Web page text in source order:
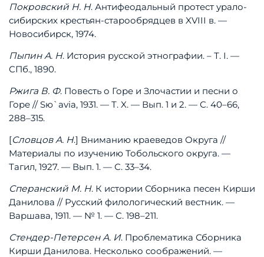
Покровский Н. Н. Антифеодальный протест урало-
сибирских крестьян-старообрядцев в XVIII в. —
Новосибирск, 1974.
Пыпин А. Н. История русской этнографии. – Т. I. —
СПб., 1890.
Ржига В. Ф. Повесть о Горе и Злочастии и песни о
Горе // Sю`avia, 1931. — Т. X. — Вып. 1 и 2. — С. 40–66,
288–315.
[Словцов А. Н.] Вниманию краеведов Округа //
Материалы по изучению Тобольского округа. —
Тагил, 1927. — Вып. 1. — С. 33–34.
Сперанский М. Н. К истории Сборника песен Кирши
Данилова // Русский филологический вестник. —
Варшава, 1911. — № 1. — С. 198–211.
Стендер-Петерсен А. И. Проблематика Сборника
Кирши Данилова. Несколько соображений. —